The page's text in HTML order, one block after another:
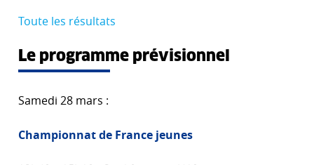
Toute les résultats
Le programme prévisionnel
Samedi 28 mars :
Championnat de France jeunes